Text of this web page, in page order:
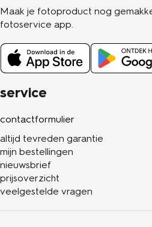
service
contactformulier
altijd tevreden garantie
mijn bestellingen
nieuwsbrief
prijsoverzicht
veelgestelde vragen
Maak je fotoproduct nog
fotoservice app.